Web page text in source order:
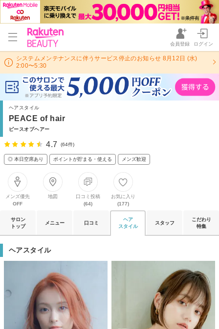
会員登録 ログイン
システムメンテナンスに伴うサービス停止のお知らせ 8月12日 (水)
2:00〜5:30
ヘアスタイル
PEACE of hair
ピースオブヘアー
4.7 (64件)
◎ 本日空席あり ポイントが貯まる・使える メンズ歓迎
メンズ優先
OFF
地図
口コミ投稿
(64)
お気に入り
(177)
サロン
トップ
メニュー 口コミ
ヘア
スタイル
スタッフ
こだわり
特集
ヘアスタイル